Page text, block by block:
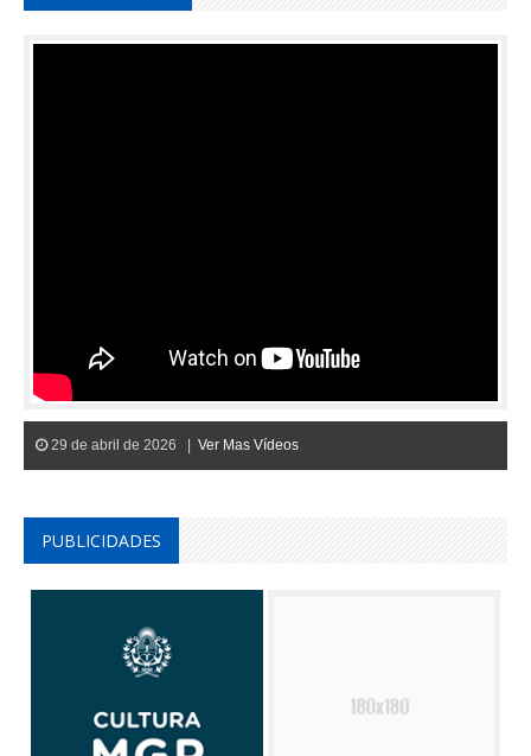
29 de abril de 2026 | Ver Mas Vídeos
PUBLICIDADES